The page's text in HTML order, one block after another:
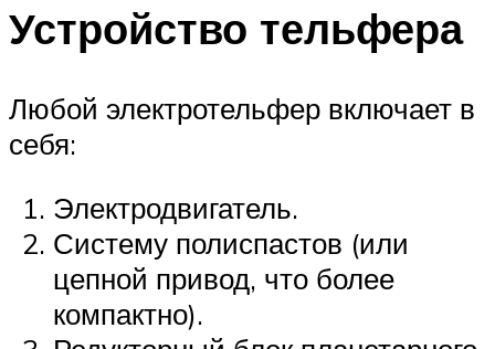
Устройство тельфера
Любой электротельфер включает в
себя:
Электродвигатель.
Систему полиспастов (или
цепной привод, что более
компактно).